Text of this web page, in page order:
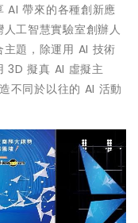
AI 帶來的各種創新應
工智慧實驗室創辦人
題，除運用 AI 技術
3D 擬真 AI 虛擬主
不同於以往的 AI 活動